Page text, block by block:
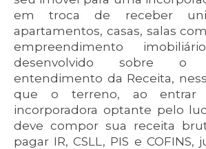
em troca de receber
apartamentos, casas, salas
empreendimento
desenvolvido sobre o
entendimento da Receita,
que o terreno, ao entrar
incorporadora optante pelo
deve compor sua receita
pagar IR, CSLL, PIS e